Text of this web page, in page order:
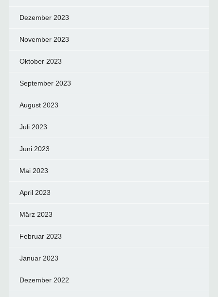
Dezember 2023
November 2023
Oktober 2023
September 2023
August 2023
Juli 2023
Juni 2023
Mai 2023
April 2023
März 2023
Februar 2023
Januar 2023
Dezember 2022